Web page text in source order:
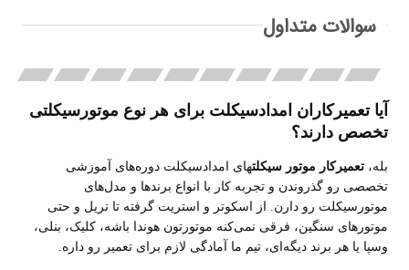
سوالات متداول
آیا تعمیرکاران امدادسیکلت برای هر نوع موتورسیکلتی
تخصص دارند؟
بله،تعمیرکار موتور سیکلتهای امدادسیکلت دوره‌های آموزشی
تخصصی رو گذروندن و تجربه کار با انواع برندها و مدل‌های
موتورسیکلت رو دارن. از اسکوتر و استریت گرفته تا تریل و حتی
موتورهای سنگین، فرقی نمی‌کنه موتورتون هوندا باشه، کلیک، بنلی،
وسپا یا هر برند دیگه‌ای، تیم ما آمادگی لازم برای تعمیر رو داره